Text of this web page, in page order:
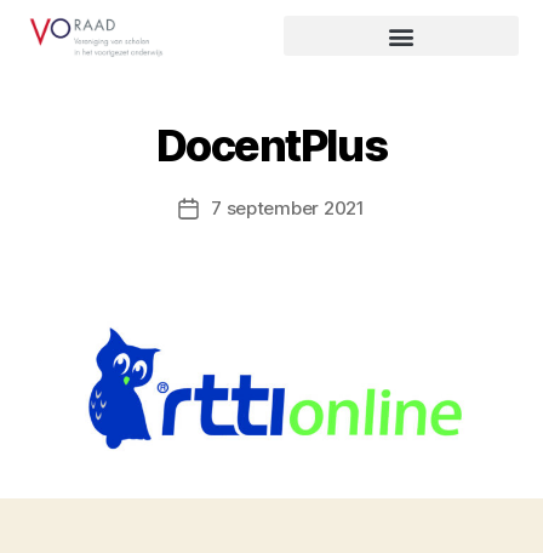
DocentPlus
7 september 2021